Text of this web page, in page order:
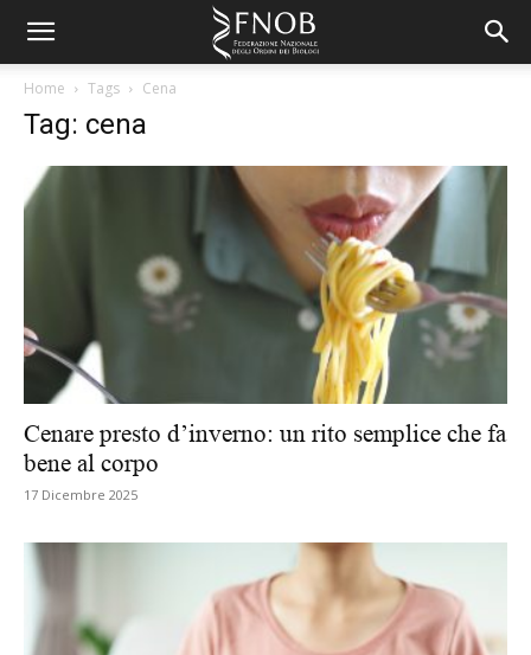
Home Tags Cena
Tag: cena
Cenare presto d’inverno: un rito semplice che fa
bene al corpo
17 Dicembre 2025